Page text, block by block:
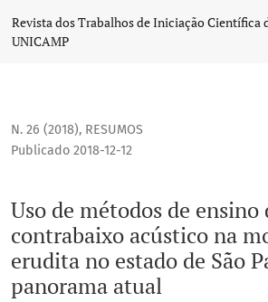
Uso de métodos de ensino de
Revista dos Trabalhos de Iniciação Científica
UNICAMP
N. 26 (2018), RESUMOS
Uso de métodos de ensino
contrabaixo acústico na
erudita no estado de São
panorama atual
Publicado 2018-12-12